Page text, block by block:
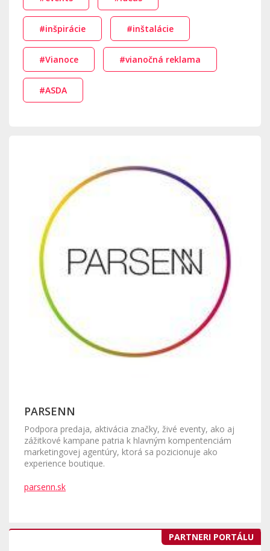
#inšpirácie #inštalácie
#Vianoce #vianočná reklama
#ASDA
PARSENN
Podpora predaja, aktivácia značky, živé eventy, ako aj
zážitkové kampane patria k hlavným kompentenciám
marketingovej agentúry, ktorá sa pozicionuje ako
experience boutique.
parsenn.sk
PARTNERI PORTÁLU